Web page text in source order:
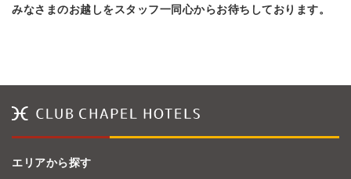
みなさまのお越しをスタッフ一同心からお待ちしております。
エリアから探す